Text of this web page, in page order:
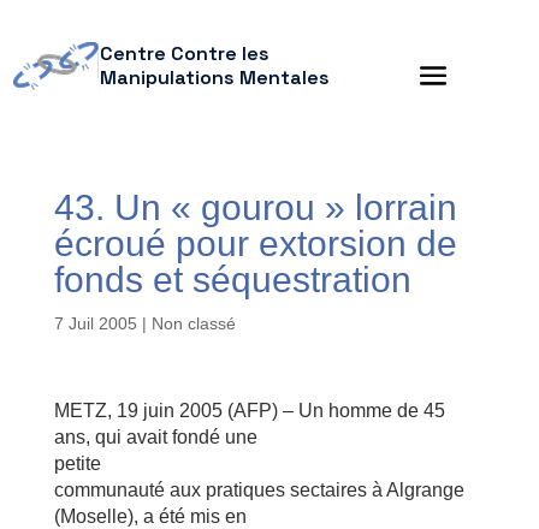
Centre Contre les
Manipulations Mentales
43. Un « gourou » lorrain
écroué pour extorsion de
fonds et séquestration
7 Juil 2005 | Non classé
METZ, 19 juin 2005 (AFP) – Un homme de 45
ans, qui avait fondé une
petite
communauté aux pratiques sectaires à Algrange
(Moselle), a été mis en